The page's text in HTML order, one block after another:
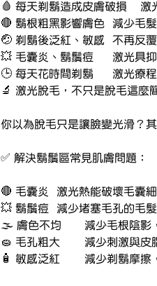
🩸
🔴 鬍根粗黑
🤕 剃鬍後泛
💥 毛囊炎、
🕒 每天花時
🔬 激光脫毛，不只是脫毛這麼
你以為脫毛只是讓臉變光滑？其
✅ 解決鬍鬚區常見肌膚問題：
🔴 毛囊炎	激光熱能破
💥 鬍鬚痘	減少堵塞毛孔
🌫️ 膚色不均	減少毛
🧽 毛孔粗大	減少
🧴 敏感泛紅	減少剃